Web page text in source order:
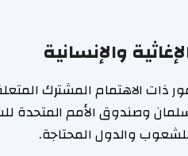
والإنسانية
ذات الاهتمام المشترك
وصندوق الأمم المتحدة
والدول المحتاجة.